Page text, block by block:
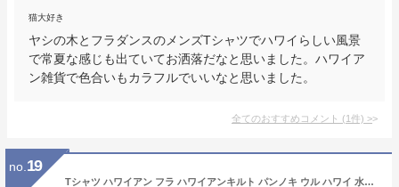
猫大好き
ヤシの木とフラダンスのメンズTシャツでハワイらしい風景
で常夏な感じも出ていてお洒落だなと思いました。ハワイア
ン雑貨で色合いもカラフルでいいなと思いました。
全てのおすすめコメント (1件) >
no. 19
Tシャツ ハワイアン フラ ハワイアンキルト パンノキ ウル ハワイ 水彩 レディース キッズ メンズ yamapy_t_26 (ホワイト(ブルー), WMサイズ)